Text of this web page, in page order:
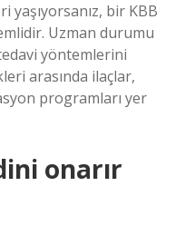
yaşıyorsanız, bir KBB
Uzman durumu
yöntemlerini
arasında ilaçlar,
programları yer
onarır